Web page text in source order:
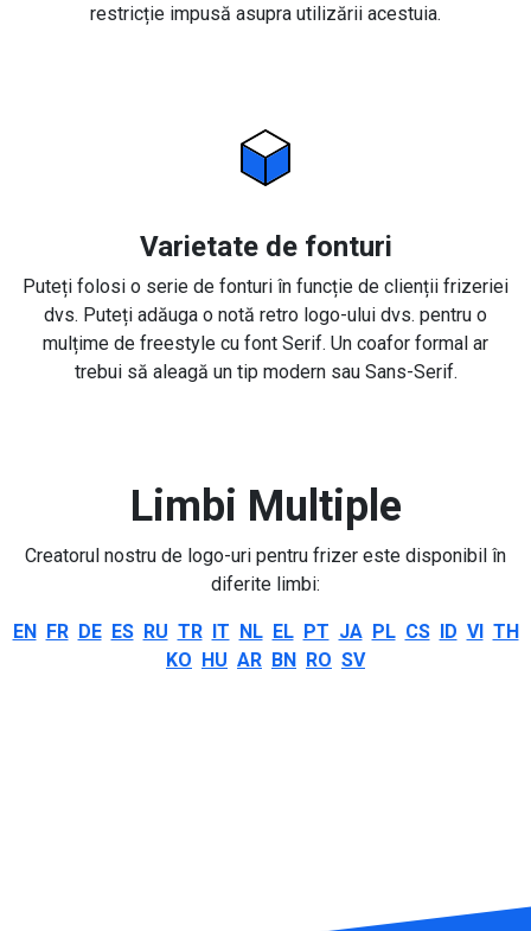
restricție impusă asupra utilizării acestuia.
Varietate de fonturi
Puteți folosi o serie de fonturi în funcție de clienții frizeriei
dvs. Puteți adăuga o notă retro logo-ului dvs. pentru o
mulțime de freestyle cu font Serif. Un coafor formal ar
trebui să aleagă un tip modern sau Sans-Serif.
Limbi Multiple
Creatorul nostru de logo-uri pentru frizer este disponibil în
diferite limbi:
EN FR DE ES RU TR IT NL EL PT JA PL CS ID VI TH
KO HU AR BN RO SV